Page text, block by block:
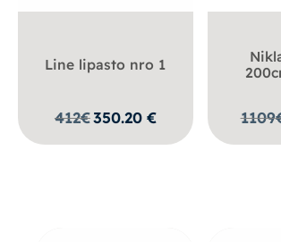
Line lipasto nro 1
412€350.20 € 1109